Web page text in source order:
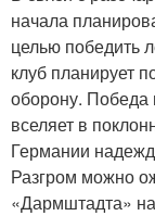
начала
целью победить
клуб планирует
оборону. Победа
вселяет в
Германии
Разгром можно
«Дармштадта»